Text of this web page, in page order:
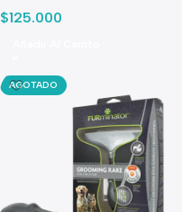
$125.000
AGOTADO